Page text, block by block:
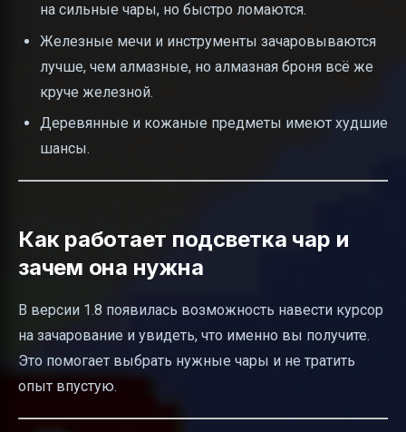
на сильные чары, но быстро ломаются.
Железные мечи и инструменты зачаровываются
лучше, чем алмазные, но алмазная броня всё же
круче железной.
Деревянные и кожаные предметы имеют худшие
шансы.
Как работает подсветка чар и
зачем она нужна
В версии 1.8 появилась возможность навести курсор
на зачарование и увидеть, что именно вы получите.
Это помогает выбрать нужные чары и не тратить
опыт впустую.